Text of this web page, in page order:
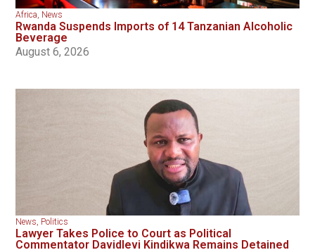
Africa News
Rwanda Suspends Imports of 14 Tanzanian Alcoholic
Beverage
August 6, 2026
News Politics
Lawyer Takes Police to Court as Political
Commentator Davidlevi Kindikwa Remains Detained